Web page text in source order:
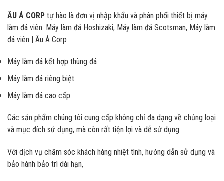
ÂU Á CORP tự hào là đơn vị nhập khẩu và phân phối thiết bị máy
làm đá viên. Máy làm đá Hoshizaki, Máy làm đá Scotsman, Máy làm
đá viên | Âu Á Corp
Máy làm đá kết hợp thùng đá
Máy làm đá riêng biệt
Máy làm đá cao cấp
Các sản phẩm chúng tôi cung cấp không chỉ đa dạng về chủng loại
và mục đích sử dụng, mà còn rất tiện lợi và dễ sử dụng.
Với dịch vụ chăm sóc khách hàng nhiệt tình, hướng dẫn sử dụng và
bảo hành bảo trì dài hạn,